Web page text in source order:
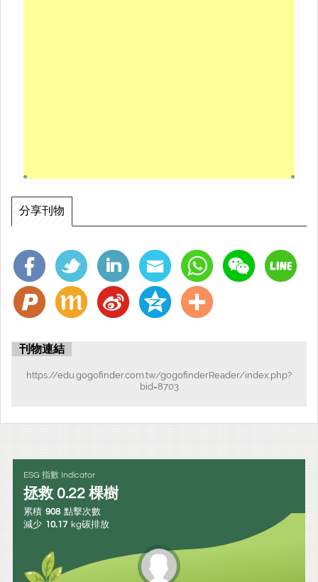
分享刊物
刊物連結
https://edu.gogofinder.com.tw/gogofinderReader/index.php?
bid=8703
ESG 指數 Indicator
拯救 0.22 棵樹
累積 908 點擊次數
減少 10.17 kg碳排放